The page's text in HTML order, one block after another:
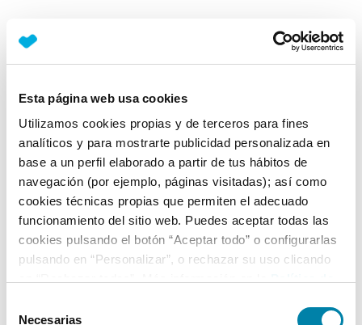
Esta página web usa cookies
Utilizamos cookies propias y de terceros para fines
analíticos y para mostrarte publicidad personalizada en
base a un perfil elaborado a partir de tus hábitos de
navegación (por ejemplo, páginas visitadas); así como
cookies técnicas propias que permiten el adecuado
funcionamiento del sitio web. Puedes aceptar todas las
cookies pulsando el botón “Aceptar todo” o configurarlas
pulsando en “Personalizar”, o rechazar su uso clicando
Necesarias
Siempre duerme en garaje y actualmente no se utiliza
a diario
*** NO ES TRACCIÓN 4MATIC ***
Ficha técnica
Exterior
Interior